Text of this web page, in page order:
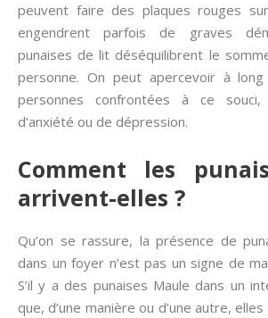
peuvent faire des plaques rouges
engendrent parfois de graves
punaises de lit déséquilibrent le
personne. On peut apercevoir à
personnes confrontées à ce
d’anxiété ou de dépression.
Comment les
arrivent-elles ?
Qu’on se rassure, la présence de
dans un foyer n’est pas un signe de
S’il y a des punaises Maule dans un
que, d’une manière ou d’une autre,